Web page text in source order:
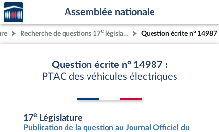
Aller au contenu
Aller en bas de la page
Accèder
à la
page
d'accueil
Assemblée nationale
Recherche de questions 17e législature Question écrite n° 14987
Question écrite n° 14987 :
PTAC des véhicules électriques
17e Législature
Publication de la question au Journal Officiel du